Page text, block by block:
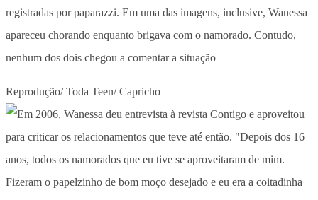
registradas por paparazzi. Em uma das imagens, inclusive, Wanessa
apareceu chorando enquanto brigava com o namorado. Contudo,
nenhum dos dois chegou a comentar a situação
Reprodução/ Toda Teen/ Capricho